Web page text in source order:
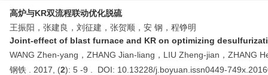
高炉与KR双流程联动优化脱硫
王振阳，张建良，刘征建，张贺顺，安 钢，程铮明
Joint-effect of blast furnace and KR on optimizing
WANG Zhen-yang，ZHANG Jian-liang，LIU Zheng-jian，ZHANG
钢铁 . 2017, (2): 5 -9 . DOI: 10.13228/j.boyuan.issn0449-